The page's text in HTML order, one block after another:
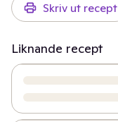
Skriv ut recept
Liknande recept